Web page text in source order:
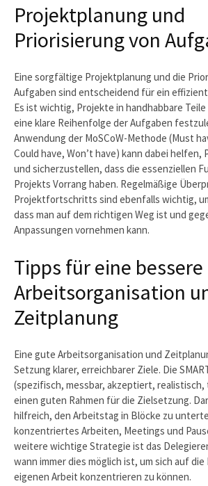
Projektplanung und
Priorisierung von
Eine sorgfältige Projektplanung und die
Aufgaben sind entscheidend für ein
Es ist wichtig, Projekte in handhabbare
eine klare Reihenfolge der Aufgaben
Anwendung der MoSCoW-Methode (Must
Could have, Won’t have) kann dabei
und sicherzustellen, dass die essenziellen
Projekts Vorrang haben. Regelmäßige
Projektfortschritts sind ebenfalls wichtig,
dass man auf dem richtigen Weg ist und
Anpassungen vornehmen kann.
Tipps für eine bessere
Arbeitsorganisation
Zeitplanung
Eine gute Arbeitsorganisation und
Setzung klarer, erreichbarer Ziele. Die
(spezifisch, messbar, akzeptiert,
einen guten Rahmen für die Zielsetzung.
hilfreich, den Arbeitstag in Blöcke zu
konzentriertes Arbeiten, Meetings und
weitere wichtige Strategie ist das
wann immer dies möglich ist, um sich auf
eigenen Arbeit konzentrieren zu können.